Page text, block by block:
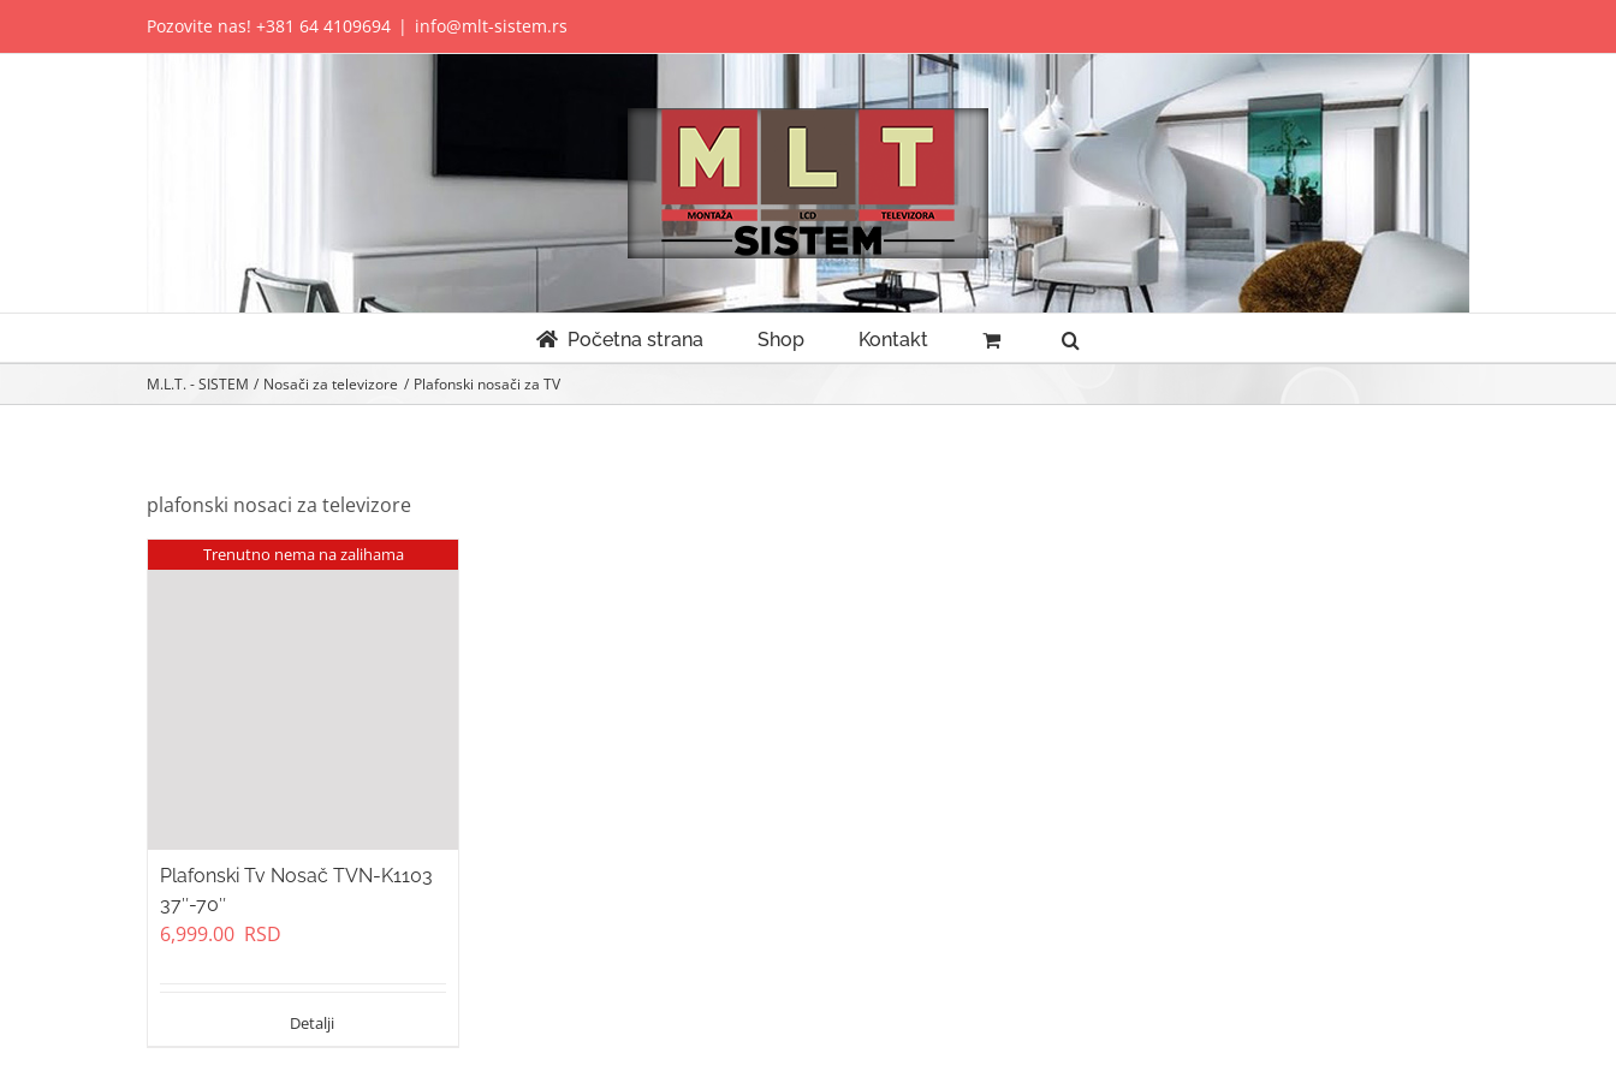
Pozovite nas! +381 64 4109694 | info@mlt-sistem.rs
Početna strana Shop Kontakt
M.L.T. - SISTEM Nosači za televizore Plafonski nosači za TV
plafonski nosaci za televizore
Trenutno nema na zalihama
Plafonski Tv Nosač TVN-K1103
37″-70″
6,999.00 RSD